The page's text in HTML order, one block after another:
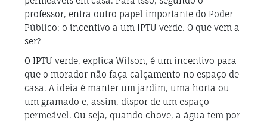
professor, entra outro papel importante do Poder
Público: o incentivo a um IPTU verde. O que vem a
ser?
O IPTU verde, explica Wilson, é um incentivo para
que o morador não faça calçamento no espaço de
casa. A ideia é manter um jardim, uma horta ou
um gramado e, assim, dispor de um espaço
permeável. Ou seja, quando chove, a água tem por